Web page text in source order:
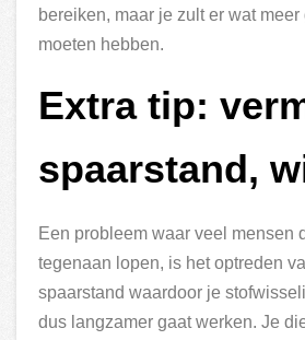
bereiken, maar je zult er wat
moeten hebben.
Extra tip:
spaarstand,
Een probleem waar veel mensen
tegenaan lopen, is het optreden
spaarstand waardoor je
dus langzamer gaat werken. Je